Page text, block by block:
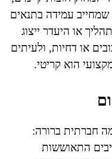
עמידה בתנאים
או היעדר ייצוג
או דחיות, ולעיתים
הוא קריטי.
חברתית ברורה:
התאוששות